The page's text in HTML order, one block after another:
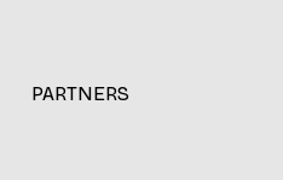
PARTNERS